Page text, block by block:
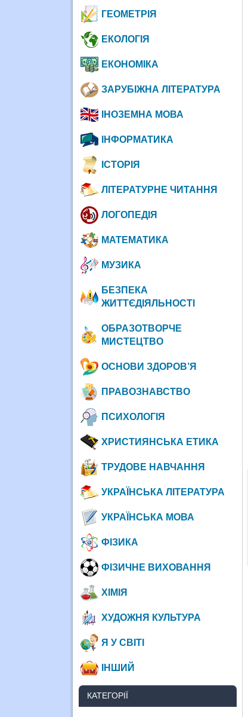
ГЕОМЕТРІЯ
ЕКОЛОГІЯ
ЕКОНОМІКА
ЗАРУБІЖНА ЛІТЕРАТУРА
ІНОЗЕМНА МОВА
ІНФОРМАТИКА
ІСТОРІЯ
ЛІТЕРАТУРНЕ ЧИТАННЯ
ЛОГОПЕДІЯ
МАТЕМАТИКА
МУЗИКА
БЕЗПЕКА
ЖИТТЄДІЯЛЬНОСТІ
ОБРАЗОТВОРЧЕ
МИСТЕЦТВО
ОСНОВИ ЗДОРОВ’Я
ПРАВОЗНАВСТВО
ПСИХОЛОГІЯ
ХРИСТИЯНСЬКА ЕТИКА
ТРУДОВЕ НАВЧАННЯ
УКРАЇНСЬКА ЛІТЕРАТУРА
УКРАЇНСЬКА МОВА
ФІЗИКА
ФІЗИЧНЕ ВИХОВАННЯ
ХІМІЯ
ХУДОЖНЯ КУЛЬТУРА
Я У СВІТІ
ІНШИЙ
КАТЕГОРІЇ